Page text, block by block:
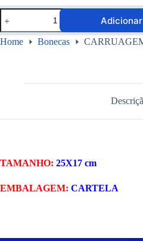
Home Bonecas
TAMANHO: 25X17 cm
EMBALAGEM: CARTELA